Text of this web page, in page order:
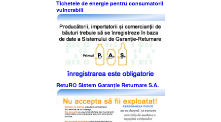
Tichetele de energie pentru consumatorii
vulnerabili
RetuRO Sistem Garanție Returnare S.A.